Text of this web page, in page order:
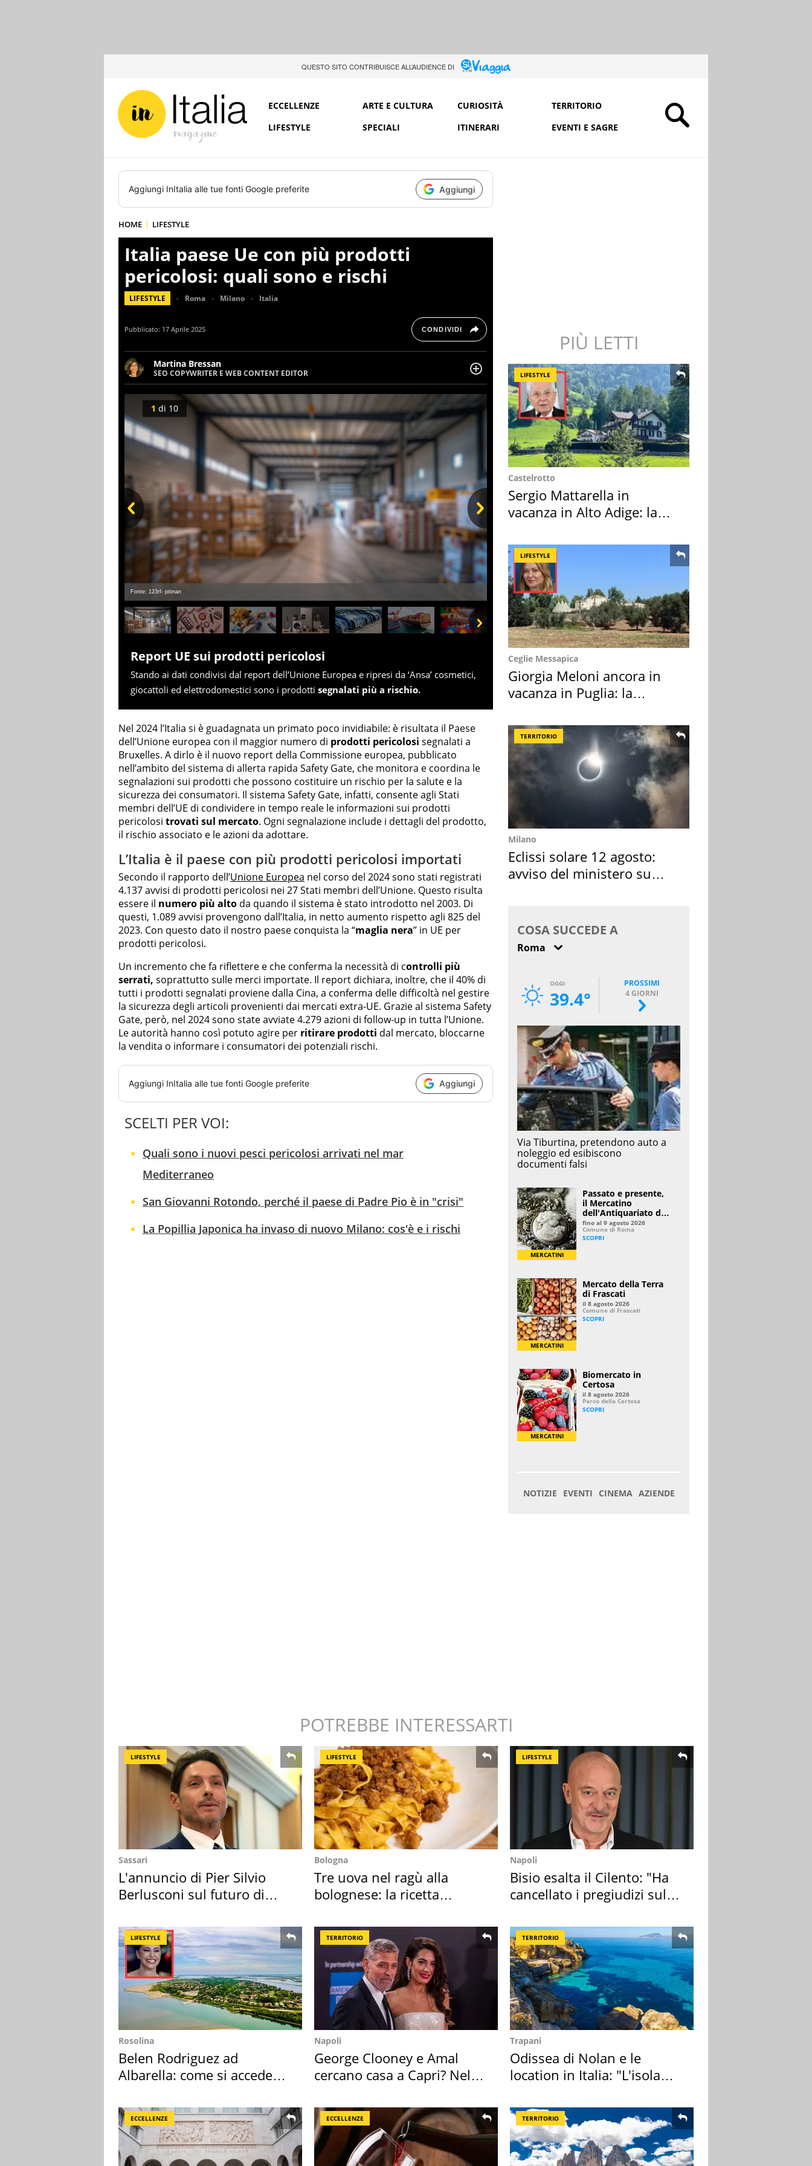
QUESTO SITO CONTRIBUISCE ALL’AUDIENCE DI
ECCELLENZE ARTE E CULTURA CURIOSITÀ
TERRITORIO
LIFESTYLE
SPECIALI ITINERARI EVENTI E SAGRE
Aggiungi InItalia alle tue fonti Google preferite Aggiungi
HOME LIFESTYLE
Italia paese Ue con più prodotti
pericolosi: quali sono e rischi
LIFESTYLE Roma Milano Italia
Pubblicato: 17 Aprile 2025 CONDIVIDI
Martina Bressan
SEO COPYWRITER E WEB CONTENT EDITOR
Appassionata di viaggi, di trail running e di yoga, ama scoprire nuovi posti e
nuove culture. Curiosa, determinata e intraprendente adora leggere ma
soprattutto scrivere.
Fonte: 123rf- pitinan
Next
1 di 10
Report UE sui prodotti pericolosi
Stando ai dati condivisi dal report dell’Unione Europea e ripresi da ‘Ansa’ cosmetici,
giocattoli ed elettrodomestici sono i prodotti segnalati più a rischio.
Nel 2024 l’Italia si è guadagnata un primato poco invidiabile: è risultata il Paese
dell’Unione europea con il maggior numero di prodotti pericolosi segnalati a
Bruxelles. A dirlo è il nuovo report della Commissione europea, pubblicato
nell’ambito del sistema di allerta rapida Safety Gate, che monitora e coordina le
segnalazioni sui prodotti che possono costituire un rischio per la salute e la
sicurezza dei consumatori. Il sistema Safety Gate, infatti, consente agli Stati
membri dell’UE di condividere in tempo reale le informazioni sui prodotti
pericolosi trovati sul mercato. Ogni segnalazione include i dettagli del prodotto,
il rischio associato e le azioni da adottare.
L’Italia è il paese con più prodotti pericolosi importati
Secondo il rapporto dell’Unione Europea nel corso del 2024 sono stati registrati
4.137 avvisi di prodotti pericolosi nei 27 Stati membri dell’Unione. Questo risulta
essere il numero più alto da quando il sistema è stato introdotto nel 2003. Di
questi, 1.089 avvisi provengono dall’Italia, in netto aumento rispetto agli 825 del
2023. Con questo dato il nostro paese conquista la “maglia nera” in UE per
prodotti pericolosi.
Un incremento che fa riflettere e che conferma la necessità di controlli più
serrati, soprattutto sulle merci importate. Il report dichiara, inoltre, che il 40% di
tutti i prodotti segnalati proviene dalla Cina, a conferma delle difficoltà nel gestire
la sicurezza degli articoli provenienti dai mercati extra-UE. Grazie al sistema Safety
Gate, però, nel 2024 sono state avviate 4.279 azioni di follow-up in tutta l’Unione.
Le autorità hanno così potuto agire per ritirare prodotti dal mercato, bloccarne
la vendita o informare i consumatori dei potenziali rischi.
Aggiungi InItalia alle tue fonti Google preferite Aggiungi
SCELTI PER VOI:
Quali sono i nuovi pesci pericolosi arrivati nel mar
Mediterraneo
San Giovanni Rotondo, perché il paese di Padre Pio è in "crisi"
La Popillia Japonica ha invaso di nuovo Milano: cos'è e i rischi
PIÙ LETTI
LIFESTYLE
Castelrotto
Sergio Mattarella in
vacanza in Alto Adige: la
LIFESTYLE
Ceglie Messapica
Giorgia Meloni ancora in
vacanza in Puglia: la
TERRITORIO
Milano
Eclissi solare 12 agosto:
avviso del ministero su
POTREBBE INTERESSARTI
LIFESTYLE
Sassari
L'annuncio di Pier Silvio
Berlusconi sul futuro di
LIFESTYLE
Bologna
Tre uova nel ragù alla
bolognese: la ricetta
LIFESTYLE
Napoli
Bisio esalta il Cilento: "Ha
cancellato i pregiudizi sul
LIFESTYLE
Rosolina
Belen Rodriguez ad
Albarella: come si accede
TERRITORIO
Napoli
George Clooney e Amal
cercano casa a Capri? Nel
TERRITORIO
Trapani
Odissea di Nolan e le
location in Italia: "L'isola
ECCELLENZE ECCELLENZE TERRITORIO